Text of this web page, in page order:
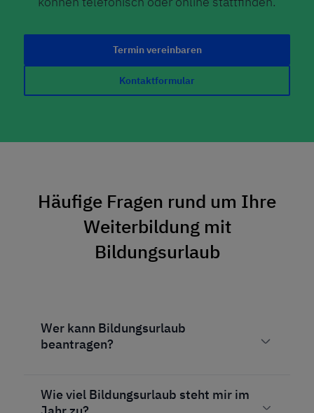
Termin vereinbaren
Kontaktformular
Häufige Fragen rund um Ihre
Weiterbildung mit
Bildungsurlaub
Wer kann Bildungsurlaub
beantragen?
Wie viel Bildungsurlaub steht mir im